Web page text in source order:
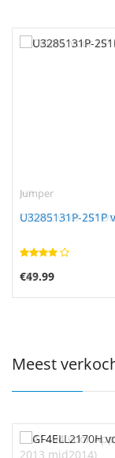
Jumper
U3285131P-2S1P
€49.99
Meest